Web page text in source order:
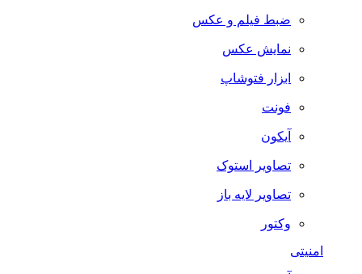
ضبط فيلم و عكس
نمایش عکس
ابزار فتوشاپ
فونت
آیکون
تصاویر استوک
تصاویر لایه باز
وکتور
امنیتی